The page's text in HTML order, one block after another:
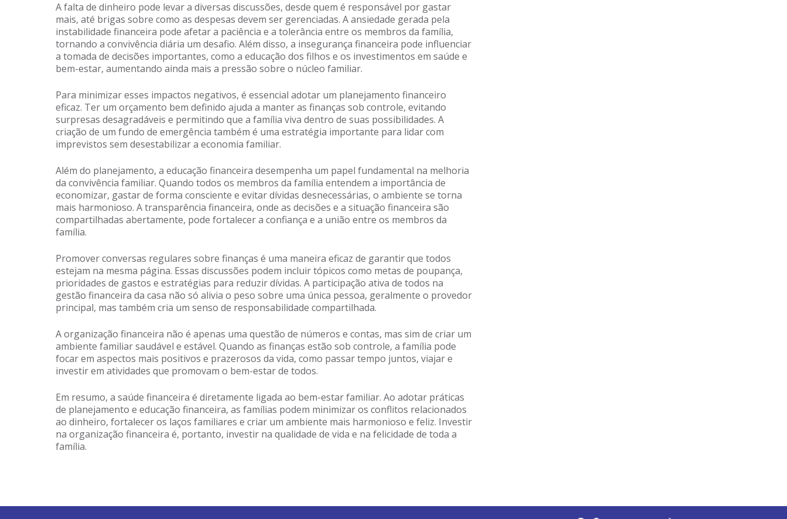
A falta de dinheiro pode levar a diversas discussões, desde quem é responsável por gastar
mais, até brigas sobre como as despesas devem ser gerenciadas. A ansiedade gerada pela
instabilidade financeira pode afetar a paciência e a tolerância entre os membros da família,
tornando a convivência diária um desafio. Além disso, a insegurança financeira pode influenciar
a tomada de decisões importantes, como a educação dos filhos e os investimentos em saúde e
bem-estar, aumentando ainda mais a pressão sobre o núcleo familiar.
Para minimizar esses impactos negativos, é essencial adotar um planejamento financeiro
eficaz. Ter um orçamento bem definido ajuda a manter as finanças sob controle, evitando
surpresas desagradáveis e permitindo que a família viva dentro de suas possibilidades. A
criação de um fundo de emergência também é uma estratégia importante para lidar com
imprevistos sem desestabilizar a economia familiar.
Além do planejamento, a educação financeira desempenha um papel fundamental na melhoria
da convivência familiar. Quando todos os membros da família entendem a importância de
economizar, gastar de forma consciente e evitar dívidas desnecessárias, o ambiente se torna
mais harmonioso. A transparência financeira, onde as decisões e a situação financeira são
compartilhadas abertamente, pode fortalecer a confiança e a união entre os membros da
família.
Promover conversas regulares sobre finanças é uma maneira eficaz de garantir que todos
estejam na mesma página. Essas discussões podem incluir tópicos como metas de poupança,
prioridades de gastos e estratégias para reduzir dívidas. A participação ativa de todos na
gestão financeira da casa não só alivia o peso sobre uma única pessoa, geralmente o provedor
principal, mas também cria um senso de responsabilidade compartilhada.
A organização financeira não é apenas uma questão de números e contas, mas sim de criar um
ambiente familiar saudável e estável. Quando as finanças estão sob controle, a família pode
focar em aspectos mais positivos e prazerosos da vida, como passar tempo juntos, viajar e
investir em atividades que promovam o bem-estar de todos.
Em resumo, a saúde financeira é diretamente ligada ao bem-estar familiar. Ao adotar práticas
de planejamento e educação financeira, as famílias podem minimizar os conflitos relacionados
ao dinheiro, fortalecer os laços familiares e criar um ambiente mais harmonioso e feliz. Investir
na organização financeira é, portanto, investir na qualidade de vida e na felicidade de toda a
família.